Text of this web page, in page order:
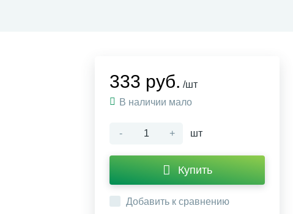
333 руб. /шт
В наличии мало
- + шт
Купить
Добавить к сравнению